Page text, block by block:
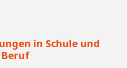
in Schule und
Beruf